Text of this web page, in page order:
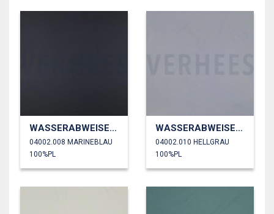
WASSERABWEISEND
04002.008 MARINEBLAU
100%PL
WASSERABWEISEND
04002.010 HELLGRAU
100%PL